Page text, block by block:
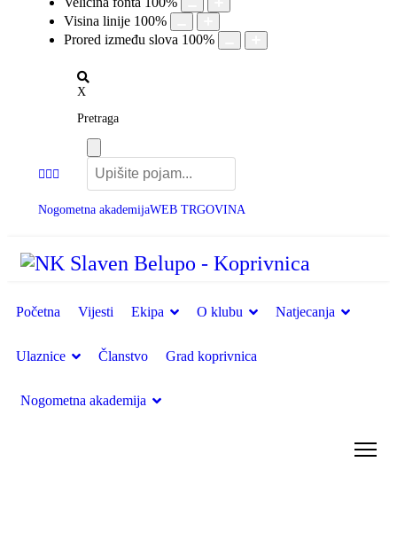
Visina linije 100%
Prored između slova 100%
X
Pretraga
Nogometna akademijaWEB TRGOVINA
Početna Vijesti Ekipa O klubu Natjecanja
Ulaznice Članstvo Grad koprivnica
Nogometna akademija